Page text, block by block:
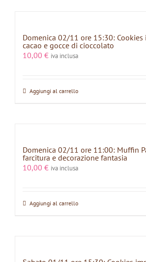
Domenica 02/11 ore 15:30:
cacao e gocce di cioccolato
10,00 € iva inclusa
Aggiungi al carrello
Domenica 02/11 ore 11:00: Muffin
farcitura e decorazione fantasia
10,00 € iva inclusa
Aggiungi al carrello